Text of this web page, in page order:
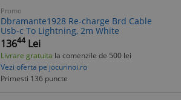
Promo
Dbramante1928 Re-charge Brd Cable
Usb-c To Lightning, 2m White
13644 Lei
Livrare gratuita la comenzile de 500 lei
Vezi oferta pe jocurinoi.ro
Primesti 136 puncte